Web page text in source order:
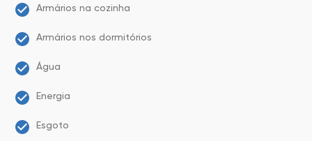
Armários na cozinha
Armários nos dormitórios
Água
Energia
Esgoto